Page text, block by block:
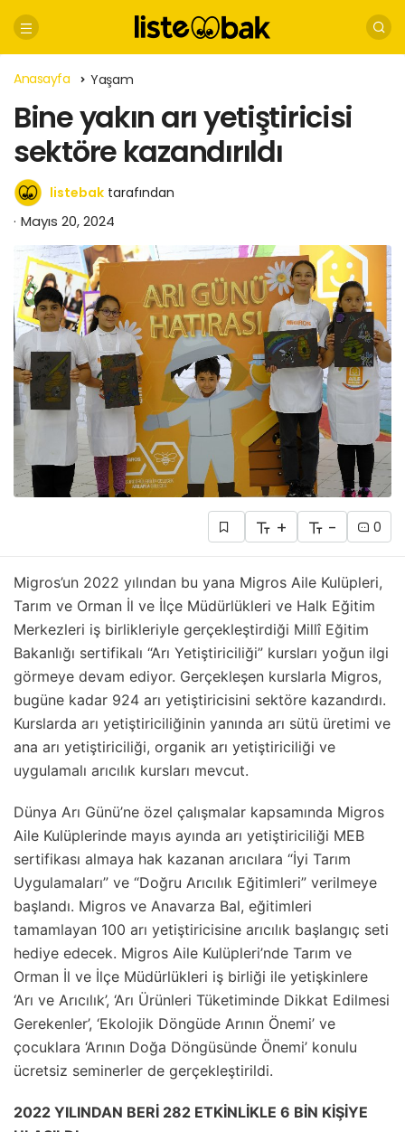
Anasayfa Yaşam
Bine yakın arı yetiştiricisi
sektöre kazandırıldı
listebak tarafından
Mayıs 20, 2024
+ - 0
Migros’un 2022 yılından bu yana Migros Aile Kulüpleri,
Tarım ve Orman İl ve İlçe Müdürlükleri ve Halk Eğitim
Merkezleri iş birlikleriyle gerçekleştirdiği Millî Eğitim
Bakanlığı sertifikalı “Arı Yetiştiriciliği” kursları yoğun ilgi
görmeye devam ediyor. Gerçekleşen kurslarla Migros,
bugüne kadar 924 arı yetiştiricisini sektöre kazandırdı.
Kurslarda arı yetiştiriciliğinin yanında arı sütü üretimi ve
ana arı yetiştiriciliği, organik arı yetiştiriciliği ve
uygulamalı arıcılık kursları mevcut.
Dünya Arı Günü’ne özel çalışmalar kapsamında Migros
Aile Kulüplerinde mayıs ayında arı yetiştiriciliği MEB
sertifikası almaya hak kazanan arıcılara “İyi Tarım
Uygulamaları” ve “Doğru Arıcılık Eğitimleri” verilmeye
başlandı. Migros ve Anavarza Bal, eğitimleri
tamamlayan 100 arı yetiştiricisine arıcılık başlangıç seti
hediye edecek. Migros Aile Kulüpleri’nde Tarım ve
Orman İl ve İlçe Müdürlükleri iş birliği ile yetişkinlere
‘Arı ve Arıcılık’, ‘Arı Ürünleri Tüketiminde Dikkat Edilmesi
Gerekenler’, ‘Ekolojik Döngüde Arının Önemi’ ve
çocuklara ‘Arının Doğa Döngüsünde Önemi’ konulu
ücretsiz seminerler de gerçekleştirildi.
2022 YILINDAN BERİ 282 ETKİNLİKLE 6 BİN KİŞİYE